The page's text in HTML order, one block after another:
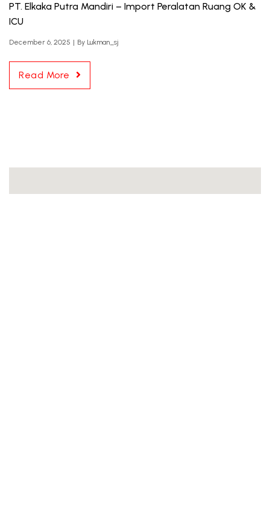
PT. Elkaka Putra Mandiri – Import Peralatan Ruang OK &
ICU
December 6, 2025 | By Lukman_sj
Read More